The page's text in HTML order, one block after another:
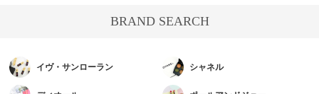
BRAND SEARCH
イヴ・サンローラン シャネル